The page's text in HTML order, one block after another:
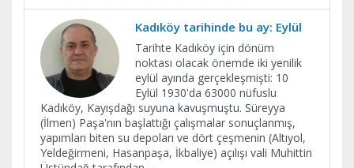
Kadıköy tarihinde bu ay: Eylül
Tarihte Kadıköy için dönüm
noktası olacak önemde iki yenilik
eylül ayında gerçekleşmişti: 10
Eylül 1930'da 63000 nüfuslu
Kadıköy, Kayışdağı suyuna kavuşmuştu. Süreyya
(İlmen) Paşa'nın başlattığı çalışmalar sonuçlanmış,
yapımları biten su depoları ve dört çeşmenin (Altıyol,
Yeldeğirmeni, Hasanpaşa, İkbaliye) açılışı vali Muhittin